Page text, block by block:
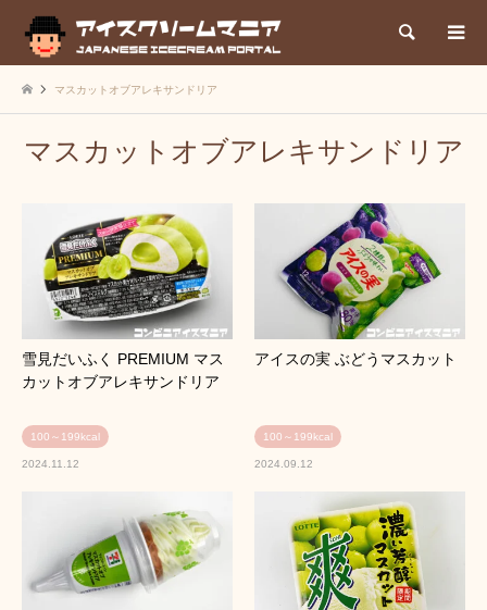
検索
マスカットオブアレキサンドリア
マスカットオブアレキサンドリア
雪見だいふく PREMIUM マス
カットオブアレキサンドリア
100～199kcal
2024.11.12
アイスの実 ぶどうマスカット
100～199kcal
2024.09.12